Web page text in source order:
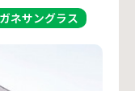
ネサングラス